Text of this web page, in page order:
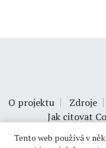
O projektu Zdroje
Jak citovat
Tento web používá v